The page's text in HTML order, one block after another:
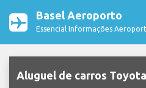
Basel Aeroporto
Essencial Informações
Aluguel de carros